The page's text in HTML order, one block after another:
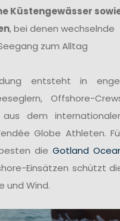
Küstengewässer
, bei denen wechselnde
zum Alltag
entsteht in
Offshore-
dem
Globe Athleten.
dieGotland
Einsätzen schützt
und Wind.